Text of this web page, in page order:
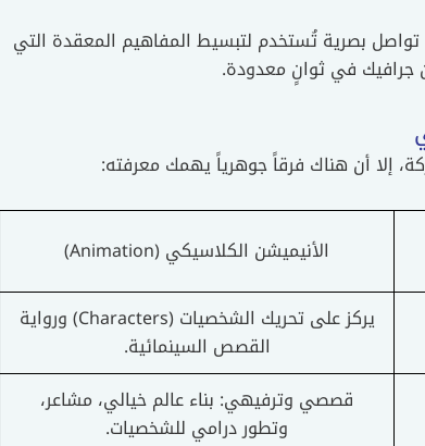
بصرية تُستخدم لتبسيط المفاهيم المعقدة التي
جرافيك في ثوانٍ معدودة.
إلا أن هناك فرقاً جوهرياً يهمك معرفته:
الأنيميشن الكلاسيكي (Animation)
يركز على تحريك الشخصيات (Characters) ورواية
القصص السينمائية.
قصصي وترفيهي: بناء عالم خيالي، مشاعر،
وتطور درامي للشخصيات.